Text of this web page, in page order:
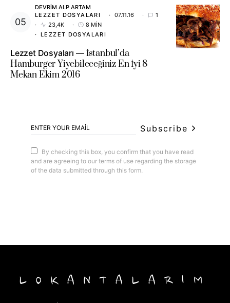
DEVRIM ALP ARTAM
LEZZET DOSYALARI
07.11.16
1
23,4K
8 MIN
LEZZET DOSYALARI
Lezzet Dosyaları
İstanbul’da
Hamburger Yiyebileceğiniz En İyi 8
Mekan Ekim 2016
Subscribe
By checking this box, you confirm that you have read
and are agreeing to our terms of use regarding the storage
of the data submitted through this form.
LOKANTALARIM